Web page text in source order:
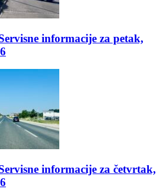
informacije za petak,
informacije za četvrtak,